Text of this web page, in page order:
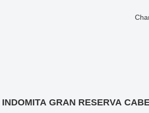
INDOMITA GRAN RESERVA